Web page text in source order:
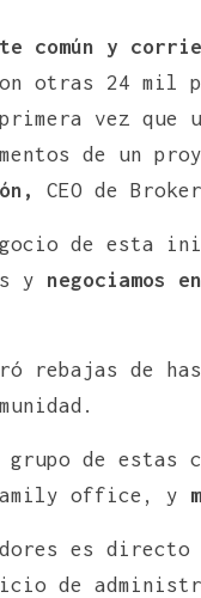
común y
otras 24 mil
vez que
de un
CEO de
de esta
y negociamos
rebajas de
grupo de
family office, y
es
de